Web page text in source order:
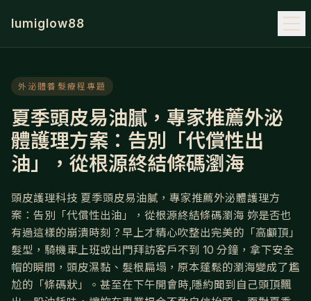
lumiglow88
外泌體養髮療程專題
夏季頭皮易油膩，專家推薦外泌
體護理方案：告別「代償性出
油」，從根源終結條碼瀏海
頭皮護理科技 夏季頭皮易油膩，專家推薦外泌體護理方
案：告別「代償性出油」，從根源終結條碼瀏海 妳是否也
有過這樣的崩潰時刻？早上才精心吹整出完美的「高顱頂」
髮型，騎機車上班或出門拜訪客戶不到 10 分鐘，拿下安全
帽的瞬間，頭皮濕黏、髮根扁塌，原本蓬鬆的瀏海變成了尷
尬的「條碼狀」。甚至在下午開會時,隱約聞到自己頭頂飄